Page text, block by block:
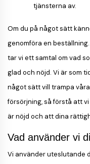
tjänsterna av.
Om du på något sätt
genomföra en
tar vi ett samtal om vad
glad och nöjd. Vi är som
något sätt vill trampa
försörjning, så förstå att
är nöjd och att dina
Vad använder vi
Vi använder uteslutande